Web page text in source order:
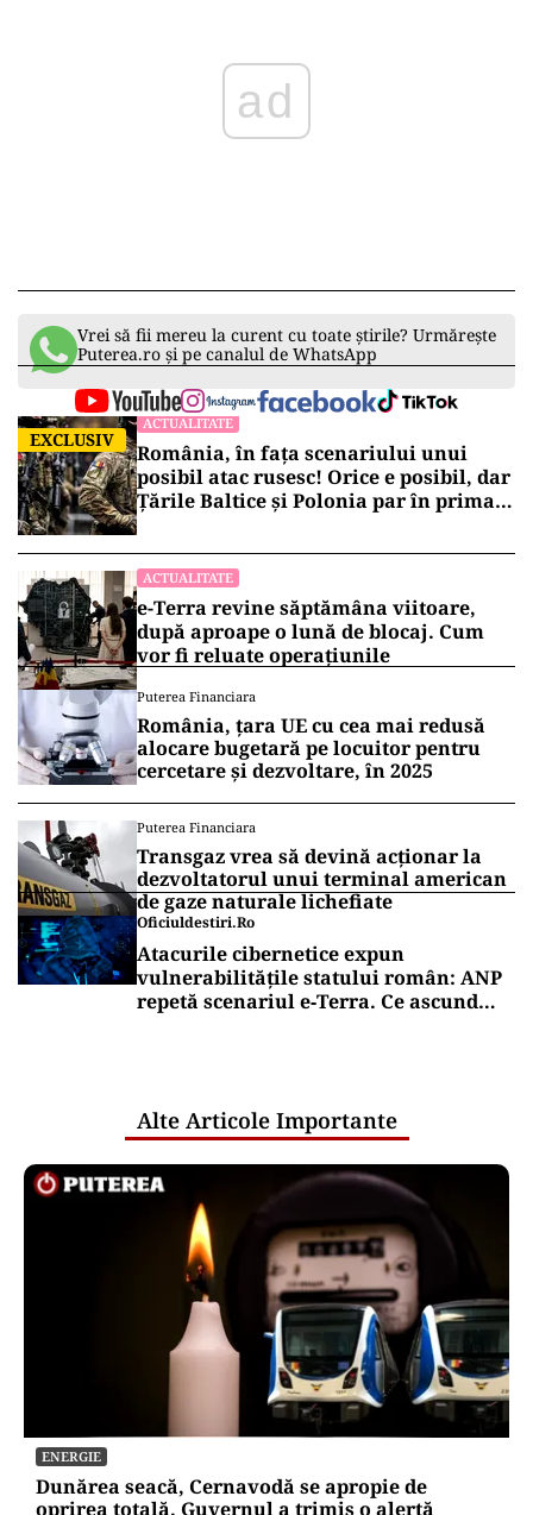
ad
Vrei să fii mereu la curent cu toate știrile? Urmărește
Puterea.ro și pe canalul de WhatsApp
EXCLUSIV
ACTUALITATE
România, în fața scenariului unui
posibil atac rusesc! Orice e posibil, dar
Țările Baltice și Polonia par în prima
ACTUALITATE
e-Terra revine săptămâna viitoare,
după aproape o lună de blocaj. Cum
vor fi reluate operațiunile
Puterea Financiara
România, țara UE cu cea mai redusă
alocare bugetară pe locuitor pentru
cercetare și dezvoltare, în 2025
Puterea Financiara
Transgaz vrea să devină acționar la
dezvoltatorul unui terminal american
de gaze naturale lichefiate
Oficiuldestiri.ro
Atacurile cibernetice expun
vulnerabilitățile statului român: ANP
repetă scenariul e‑Terra. Ce ascund
Alte Articole Importante
ENERGIE
Dunărea seacă, Cernavodă se apropie de
oprirea totală. Guvernul a trimis o alertă